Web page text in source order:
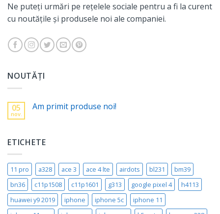
Ne puteți urmări pe rețelele sociale pentru a fi la curent
cu noutățile și produsele noi ale companiei.
NOUTĂȚI
05
nov.
Am primit produse noi!
ETICHETE
11 pro a328 ace 3 ace 4 lte airdots bl231
bm39
bn36
c11p1508 c11p1601 g313 google pixel 4
h4113
huawei y9 2019
iphone iphone 5c
iphone 11